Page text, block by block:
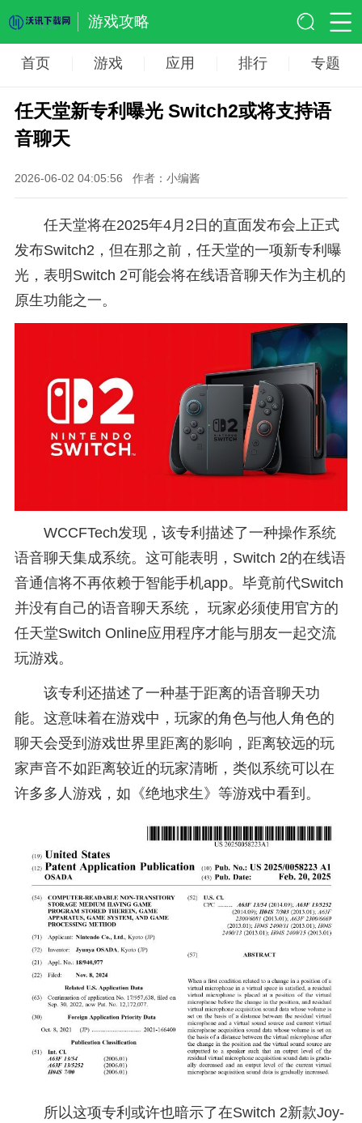
游戏攻略
首页 游戏 应用 排行 专题
任天堂新专利曝光 Switch2或将支持语
音聊天
2026-06-02 04:05:56 作者：小编酱
任天堂将在2025年4月2日的直面发布会上正式
发布Switch2，但在那之前，任天堂的一项新专利曝
光，表明Switch 2可能会将在线语音聊天作为主机的
原生功能之一。
WCCFTech发现，该专利描述了一种操作系统
语音聊天集成系统。这可能表明，Switch 2的在线语
音通信将不再依赖于智能手机app。毕竟前代Switch
并没有自己的语音聊天系统， 玩家必须使用官方的
任天堂Switch Online应用程序才能与朋友一起交流
玩游戏。
该专利还描述了一种基于距离的语音聊天功
能。这意味着在游戏中，玩家的角色与他人角色的
聊天会受到游戏世界里距离的影响，距离较远的玩
家声音不如距离较近的玩家清晰，类似系统可以在
许多多人游戏，如《绝地求生》等游戏中看到。
所以这项专利或许也暗示了在Switch 2新款Joy-